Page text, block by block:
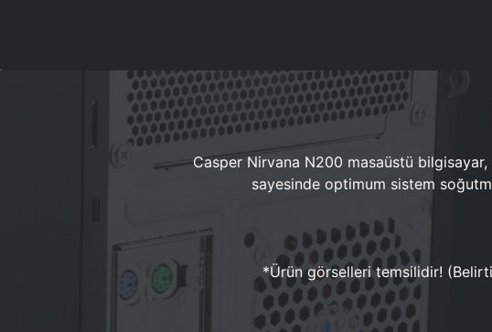
Casper Nirvana N200 masaüstü
sayesinde optimum sistem
*Ürün görselleri temsilidir!